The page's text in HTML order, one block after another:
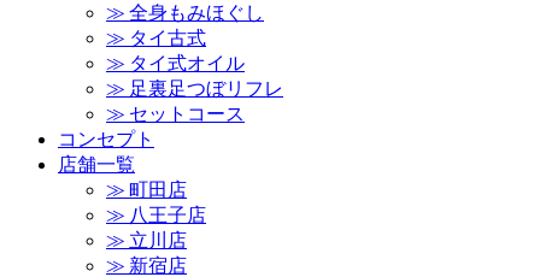
≫ 全身もみほぐし
≫ タイ古式
≫ タイ式オイル
≫ 足裏足つぼリフレ
≫ セットコース
コンセプト
店舗一覧
≫ 町田店
≫ 八王子店
≫ 立川店
≫ 新宿店